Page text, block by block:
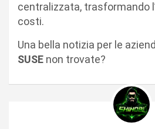
centralizzata, trasformando
costi.
Una bella notizia per le
SUSE non trovate?